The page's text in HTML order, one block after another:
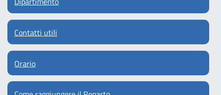
Contatti utili
Orario